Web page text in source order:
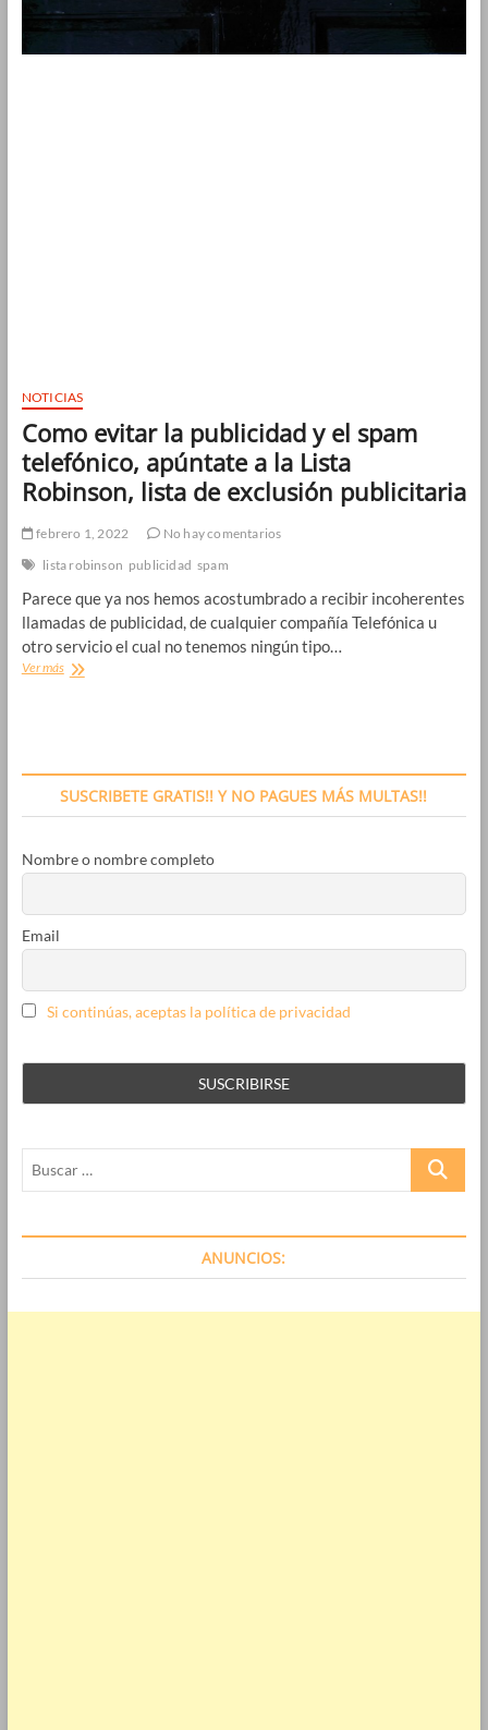
NOTICIAS
Como evitar la publicidad y el spam
telefónico, apúntate a la Lista
Robinson, lista de exclusión publicitaria
febrero 1, 2022
No hay comentarios
lista robinson publicidad spam
Parece que ya nos hemos acostumbrado a recibir incoherentes
llamadas de publicidad, de cualquier compañía Telefónica u
otro servicio el cual no tenemos ningún tipo…
Ver másComo
telefónico,
la
SUSCRIBETE GRATIS!! Y NO PAGUES MÁS MULTAS!!
Nombre o nombre completo
Email
Si continúas, aceptas la política de privacidad
Buscar
ANUNCIOS: